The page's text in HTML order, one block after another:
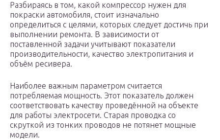
Разбираясь в том, какой компрессор нужен для
покраски автомобиля, стоит изначально
определиться с целями, которых следует достичь при
выполнении ремонта. В зависимости от
поставленной задачи учитывают показатели
производительности, качество электропитания и
объём ресивера.
Наиболее важным параметром считается
потребляемая мощность. Этот показатель должен
соответствовать качеству проведённой на объекте
для работы электросети. Старая проводка со
скруткой из тонких проводов не потянет мощные
модели.